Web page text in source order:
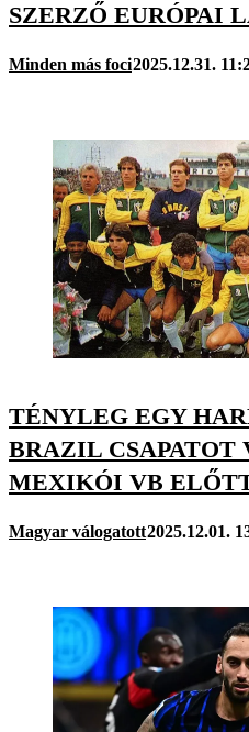
SZERZŐ EURÓPAI
Minden más foci2025.12.31.
TÉNYLEG EGY
BRAZIL CSAPATOT
MEXIKÓI VB
Magyar válogatott2025.12.01.